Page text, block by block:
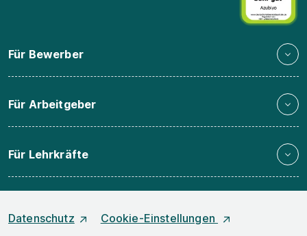
Für Bewerber
Für Arbeitgeber
Für Lehrkräfte
Datenschutz
Cookie-Einstellungen